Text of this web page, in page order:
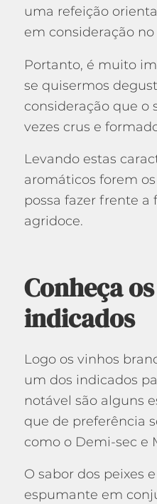
uma refeição
em consideração
Portanto, é muito
se quisermos
consideração que o
vezes crus e
Levando estas
aromáticos forem
possa fazer frente
agridoce.
Conheça
indicados
Logo os vinhos
um dos indicados
notável são alguns
que de preferência
como o Demi-sec e
O sabor dos peixes
espumante em